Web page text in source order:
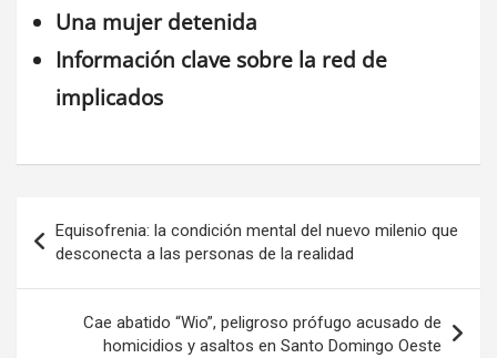
Una mujer detenida
Información clave sobre la red de
implicados
Navegación
de
entradas
Equisofrenia: la condición mental del nuevo milenio que
desconecta a las personas de la realidad
Cae abatido “Wio”, peligroso prófugo acusado de
homicidios y asaltos en Santo Domingo Oeste